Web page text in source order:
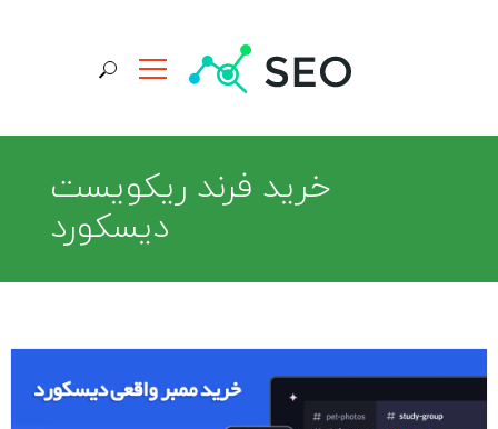
جستجو برای:
خرید فرند ریکویست
دیسکورد